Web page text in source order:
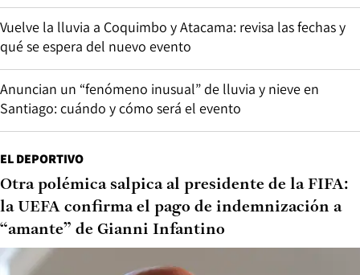
Vuelve la lluvia a Coquimbo y Atacama: revisa las fechas y
qué se espera del nuevo evento
Anuncian un “fenómeno inusual” de lluvia y nieve en
Santiago: cuándo y cómo será el evento
EL DEPORTIVO
Otra polémica salpica al presidente de la FIFA:
la UEFA confirma el pago de indemnización a
“amante” de Gianni Infantino